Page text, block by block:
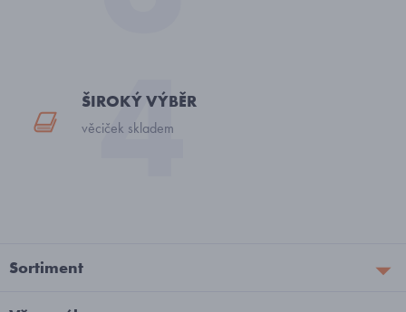
ŠIROKÝ VÝBĚR
věciček skladem
Sortiment